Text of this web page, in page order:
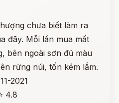
chưa biết làm ra
đãy. Mỗi lần mua mất
bên ngoài sơn đủ màu
rừng núi, tốn kém lắm.
2021
4.8